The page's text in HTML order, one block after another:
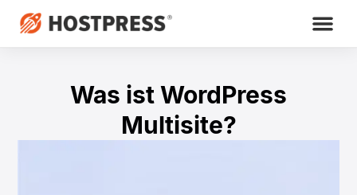
Was ist WordPress
Multisite?